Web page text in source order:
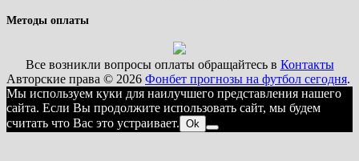
Методы оплаты
Все возникли вопросы оплаты обращайтесь в Контакты
Авторские права © 2026 Фонбет прогнозы на футбол сегодня.
Мы используем куки для наилучшего представления нашего
сайта. Если Вы продолжите использовать сайт, мы будем
считать что Вас это устраивает. Ok